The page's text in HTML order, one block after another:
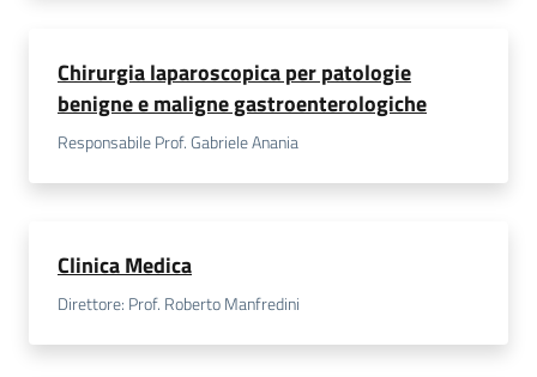
Chirurgia laparoscopica per patologie
benigne e maligne gastroenterologiche
Responsabile Prof. Gabriele Anania
Clinica Medica
Direttore: Prof. Roberto Manfredini